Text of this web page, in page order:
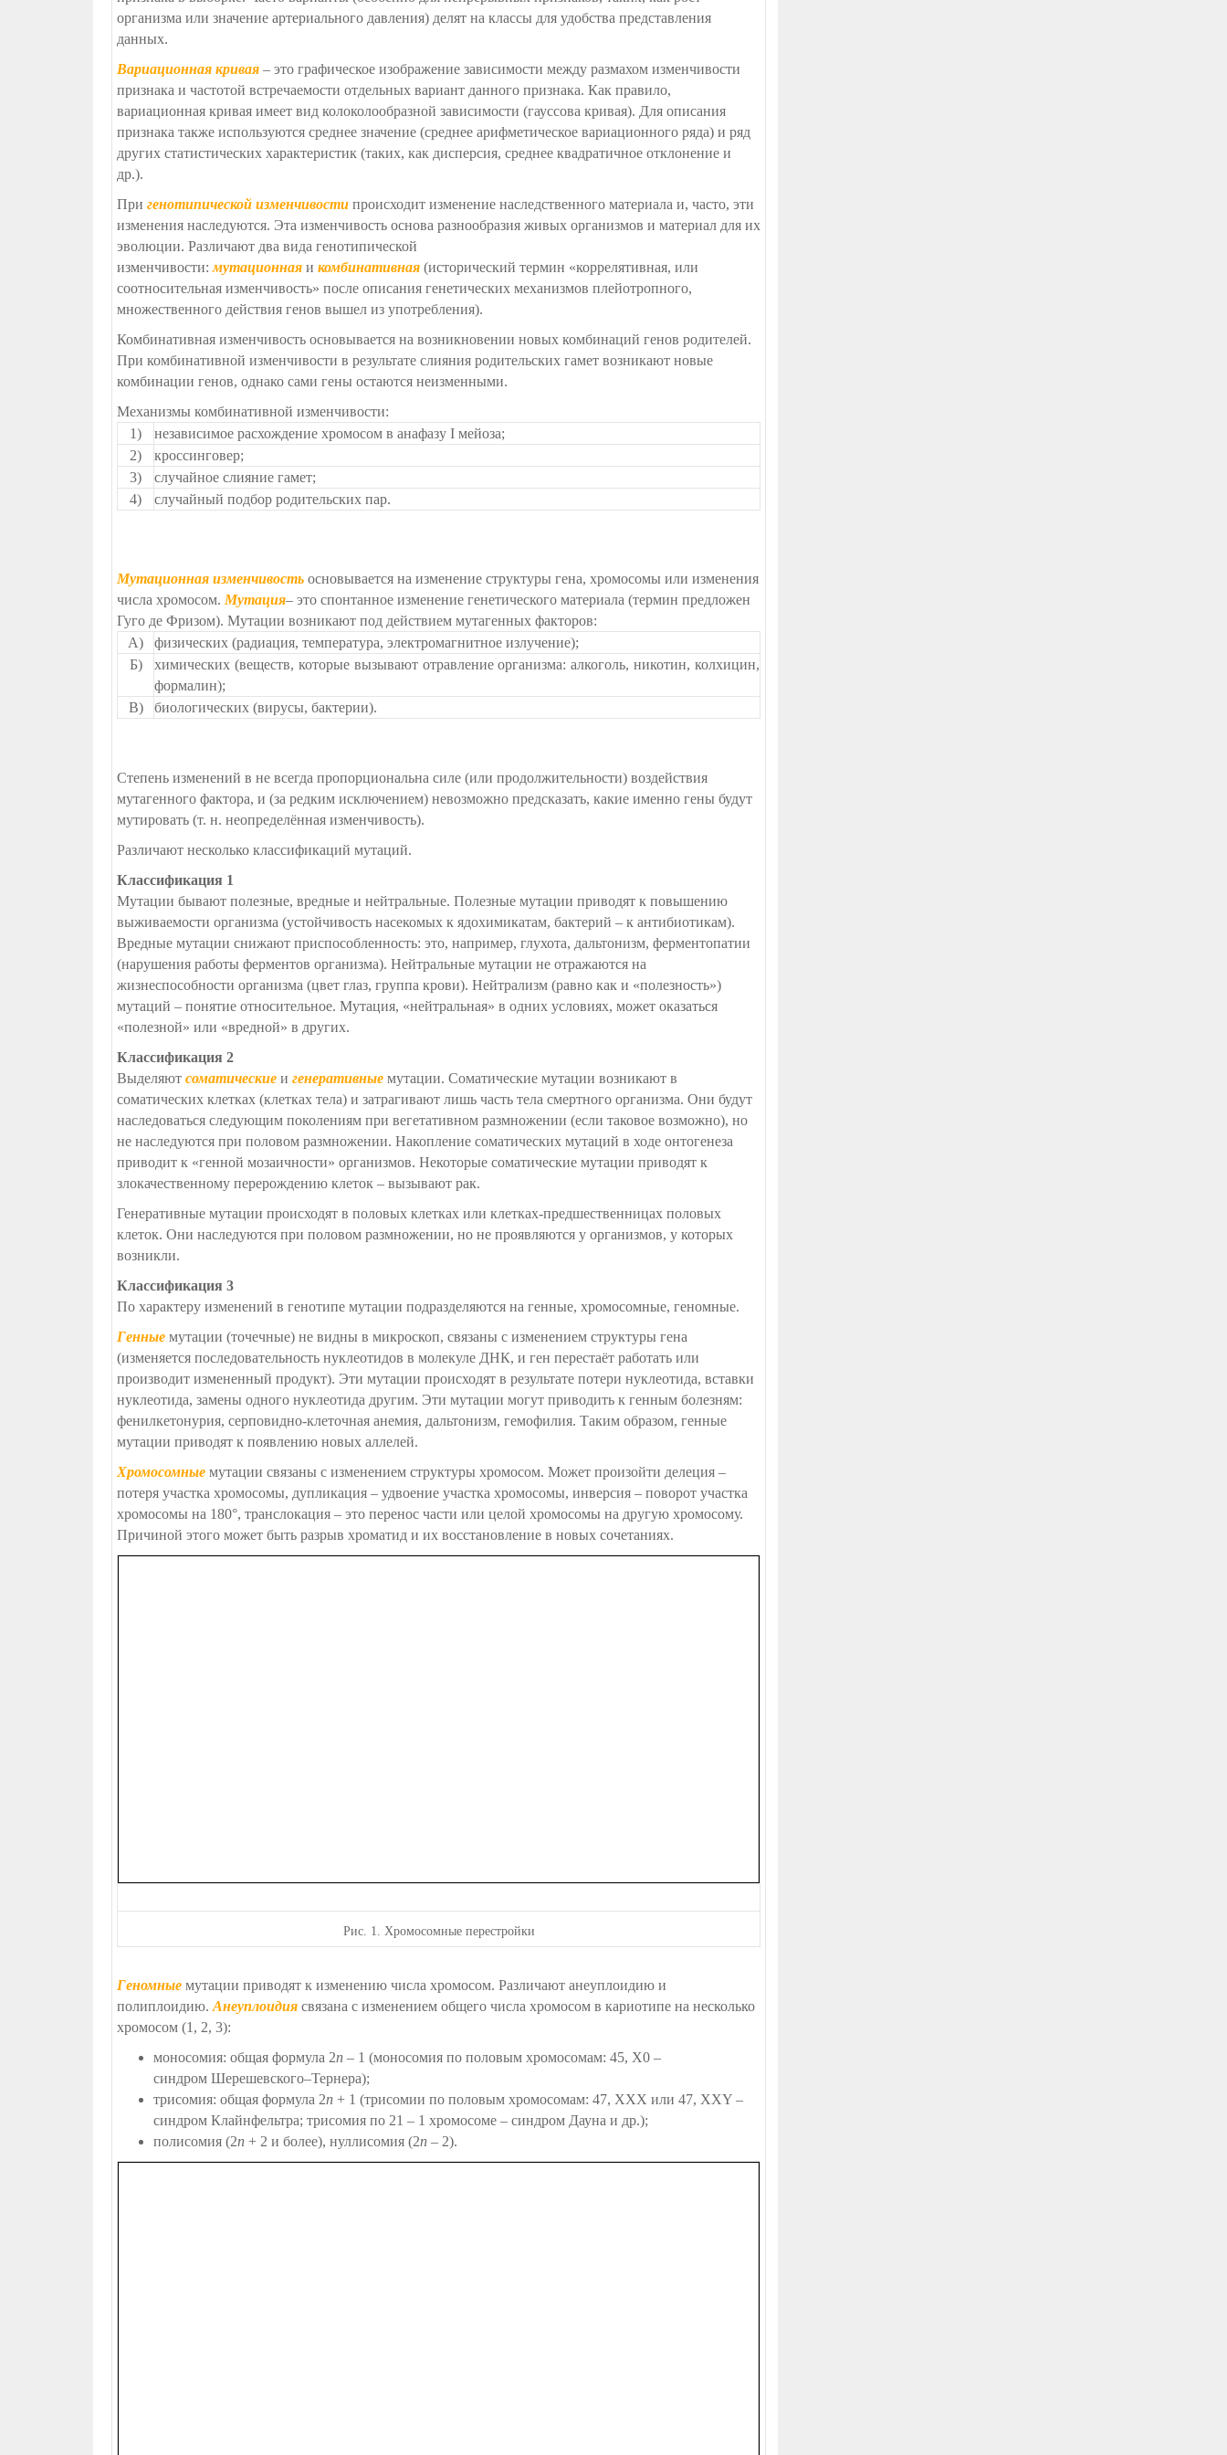
организма или значение артериального давления) делят на классы для удобства представления
данных.
Вариационная кривая – это графическое изображение зависимости между размахом изменчивости
признака и частотой встречаемости отдельных вариант данного признака. Как правило,
вариационная кривая имеет вид колоколообразной зависимости (гауссова кривая). Для описания
признака также используются среднее значение (среднее арифметическое вариационного ряда) и ряд
других статистических характеристик (таких, как дисперсия, среднее квадратичное отклонение и
др.).
При генотипической изменчивости происходит изменение наследственного материала и, часто, эти
изменения наследуются. Эта изменчивость основа разнообразия живых организмов и материал для их
эволюции. Различают два вида генотипической
изменчивости:мутационная и комбинативная (исторический термин «коррелятивная, или
соотносительная изменчивость» после описания генетических механизмов плейотропного,
множественного действия генов вышел из употребления).
Комбинативная изменчивость основывается на возникновении новых комбинаций генов родителей.
При комбинативной изменчивости в результате слияния родительских гамет возникают новые
комбинации генов, однако сами гены остаются неизменными.
Механизмы комбинативной изменчивости:
1)
независимое расхождение хромосом в анафазу І мейоза;
2)
кроссинговер;
3)
случайное слияние гамет;
4)
cлучайный подбор родительских пар.
Мутационная изменчивость основывается на изменение структуры гена, хромосомы или изменения
числа хромосом. Мутация– это спонтанное изменение генетического материала (термин предложен
Гуго де Фризом). Мутации возникают под действием мутагенных факторов:
А)
физических (радиация, температура, электромагнитное излучение);
Б)
химических (веществ, которые вызывают отравление организма: алкоголь, никотин, колхицин,
формалин);
В)
биологических (вирусы, бактерии).
Степень изменений в не всегда пропорциональна силе (или продолжительности) воздействия
мутагенного фактора, и (за редким исключением) невозможно предсказать, какие именно гены будут
мутировать (т. н. неопределённая изменчивость).
Различают несколько классификаций мутаций.
Классификация 1
Мутации бывают полезные, вредные и нейтральные. Полезные мутации приводят к повышению
выживаемости организма (устойчивость насекомых к ядохимикатам, бактерий – к антибиотикам).
Вредные мутации снижают приспособленность: это, например, глухота, дальтонизм, ферментопатии
(нарушения работы ферментов организма). Нейтральные мутации не отражаются на
жизнеспособности организма (цвет глаз, группа крови). Нейтрализм (равно как и «полезность»)
мутаций – понятие относительное. Мутация, «нейтральная» в одних условиях, может оказаться
«полезной» или «вредной» в других.
Классификация 2
Выделяют соматические и генеративные мутации. Соматические мутации возникают в
соматических клетках (клетках тела) и затрагивают лишь часть тела смертного организма. Они будут
наследоваться следующим поколениям при вегетативном размножении (если таковое возможно), но
не наследуются при половом размножении. Накопление соматических мутаций в ходе онтогенеза
приводит к «генной мозаичности» организмов. Некоторые соматические мутации приводят к
злокачественному перерождению клеток – вызывают рак.
Генеративные мутации происходят в половых клетках или клетках-предшественницах половых
клеток. Они наследуются при половом размножении, но не проявляются у организмов, у которых
возникли.
Классификация 3
По характеру изменений в генотипе мутации подразделяются на генные, хромосомные, геномные.
Генные мутации (точечные) не видны в микроскоп, связаны с изменением структуры гена
(изменяется последовательность нуклеотидов в молекуле ДНК, и ген перестаёт работать или
производит измененный продукт). Эти мутации происходят в результате потери нуклеотида, вставки
нуклеотида, замены одного нуклеотида другим. Эти мутации могут приводить к генным болезням:
фенилкетонурия, серповидно-клеточная анемия, дальтонизм, гемофилия. Таким образом, генные
мутации приводят к появлению новых аллелей.
Хромосомные мутации связаны с изменением структуры хромосом. Может произойти делеция –
потеря участка хромосомы, дупликация – удвоение участка хромосомы, инверсия – поворот участка
хромосомы на 180°, транслокация – это перенос части или целой хромосомы на другую хромосому.
Причиной этого может быть разрыв хроматид и их восстановление в новых сочетаниях.
Рис. 1. Хромосомные перестройки
Геномные мутации приводят к изменению числа хромосом. Различают анеуплоидию и
полиплоидию. Анеуплоидия связана с изменением общего числа хромосом в кариотипе на несколько
хромосом (1, 2, 3):
моносомия: общая формула 2n – 1 (моносомия по половым хромосомам: 45, Х0 –
синдром Шерешевского–Тернера);
трисомия: общая формула 2n + 1 (трисомии по половым хромосомам: 47, ХХХ или 47, ХХY –
синдром Клайнфельтра; трисомия по 21 – 1 хромосоме – синдром Дауна и др.);
полисомия (2n + 2 и более), нуллисомия (2n – 2).